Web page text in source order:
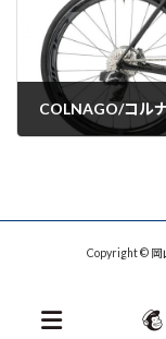
COLNAGO/コル
Copyright ©